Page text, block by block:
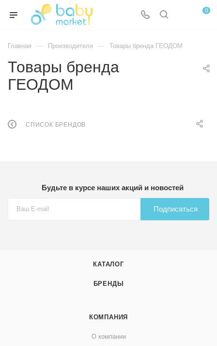
0
Главная — Производители — Товары бренда ГЕОДОМ
Товары бренда
ГЕОДОМ
СПИСОК БРЕНДОВ
Будьте в курсе наших акций и новостей
Подписаться
КАТАЛОГ
БРЕНДЫ
КОМПАНИЯ
О компании